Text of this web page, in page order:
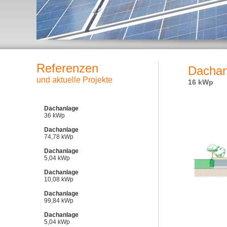
Referenzen
und aktuelle Projekte
Dachanlage
36 kWp
Dachanlage
74,78 kWp
Dachanlage
5,04 kWp
Dachanlage
10,08 kWp
Dachanlage
99,84 kWp
Dachanlage
5,04 kWp
16 kWp